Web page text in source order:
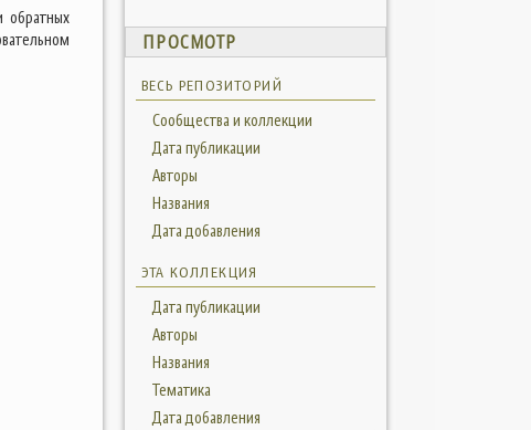
обратных
ПРОСМОТР
ВЕСЬ РЕПОЗИТОРИЙ
Сообщества и коллекции
Дата публикации
Авторы
Названия
Дата добавления
ЭТА КОЛЛЕКЦИЯ
Дата публикации
Авторы
Названия
Тематика
Дата добавления